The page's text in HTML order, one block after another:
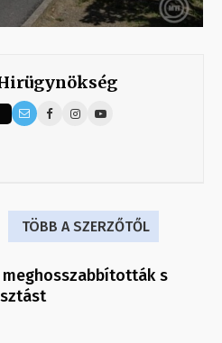
TÖBB A SZERZŐTŐL
meghosszabbították s